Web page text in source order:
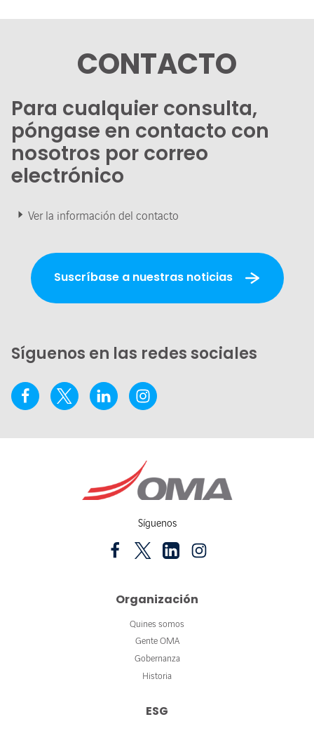
CONTACTO
Para cualquier consulta,
póngase en contacto con
nosotros por correo
electrónico
Ver la información del contacto
Suscríbase a nuestras noticias
Síguenos en las redes sociales
Síguenos
Organización
Quines somos
Gente OMA
Gobernanza
Historia
ESG